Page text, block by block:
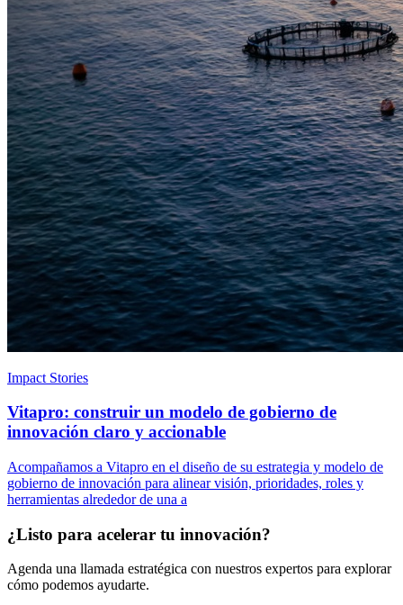
Impact Stories
Vitapro: construir un modelo de gobierno de
innovación claro y accionable
Acompañamos a Vitapro en el diseño de su estrategia y modelo de
gobierno de innovación para alinear visión, prioridades, roles y
herramientas alrededor de una a
¿Listo para acelerar tu innovación?
Agenda una llamada estratégica con nuestros expertos para explorar
cómo podemos ayudarte.